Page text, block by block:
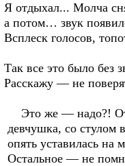
Я отдыхал... Молча
а потом… звук
Всплеск голосов,
Так все это было без
Расскажу — не
Это же — надо?!
девчушка, со стулом
опять уставилась на
Остальное — не